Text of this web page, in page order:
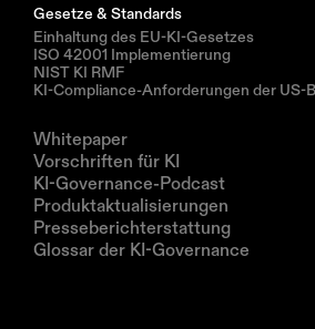
Gesetze & Standards
Einhaltung des EU-KI-Gesetzes
ISO 42001 Implementierung
NIST KI RMF
KI-Compliance-Anforderungen der US-
Whitepaper
Vorschriften für KI
KI-Governance-Podcast
Produktaktualisierungen
Presseberichterstattung
Glossar der KI-Governance